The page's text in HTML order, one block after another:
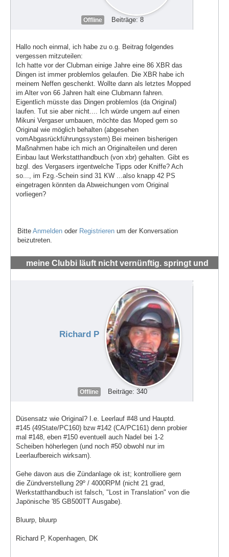
Offline Beiträge: 8
Hallo noch einmal, ich habe zu o.g. Beitrag folgendes
vergessen mitzuteilen:
Ich hatte vor der Clubman einige Jahre eine 86 XBR das
Dingen ist immer problemlos gelaufen. Die XBR habe ich
meinem Neffen geschenkt. Wollte dann als letztes Mopped
im Alter von 66 Jahren halt eine Clubmann fahren.
Eigentlich müsste das Dingen problemlos (da Original)
laufen. Tut sie aber nicht.... Ich würde ungern auf einen
Mikuni Vergaser umbauen, möchte das Moped gern so
Original wie möglich behalten (abgesehen
vomAbgasrückführungssystem) Bei meinen bisherigen
Maßnahmen habe ich mich an Originalteilen und deren
Einbau laut Werkstatthandbuch (von xbr) gehalten. Gibt es
bzgl. des Vergasers irgentwelche Tipps oder Kniffe? Ach
so..., im Fzg.-Schein sind 31 KW ...also knapp 42 PS
eingetragen könnten da Abweichungen vom Original
vorliegen?
Bitte Anmelden oder Registrieren um der Konversation
beizutreten.
meine Clubbi läuft nicht vernünftig. springt und
#72003
Richard P
Offline Beiträge: 340
Düsensatz wie Original? I.e. Leerlauf #48 und Hauptd.
#145 (49State/PC160) bzw #142 (CA/PC161) denn probier
mal #148, eben #150 eventuell auch Nadel bei 1-2
Scheiben höherlegen (und noch #50 obwohl nur im
Leerlaufbereich wirksam).
Gehe davon aus die Zündanlage ok ist; kontrolliere gern
die Zündverstellung 29º / 4000RPM (nicht 21 grad,
Werkstatthandbuch ist falsch, "Lost in Translation" von die
Japönische '85 GB500TT Ausgabe).
Bluurp, bluurp
Richard P, Kopenhagen, DK